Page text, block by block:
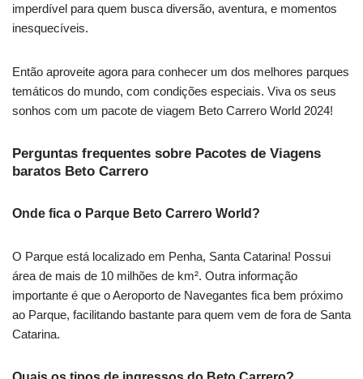
imperdível para quem busca diversão, aventura, e momentos
inesquecíveis.
Então aproveite agora para conhecer um dos melhores parques
temáticos do mundo, com condições especiais. Viva os seus
sonhos com um pacote de viagem Beto Carrero World 2024!
Perguntas frequentes sobre Pacotes de Viagens
baratos Beto Carrero
Onde fica o Parque Beto Carrero World?
O Parque está localizado em Penha, Santa Catarina! Possui
área de mais de 10 milhões de km². Outra informação
importante é que o Aeroporto de Navegantes fica bem próximo
ao Parque, facilitando bastante para quem vem de fora de Santa
Catarina.